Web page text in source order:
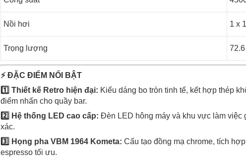
Nồi hơi 1 x
Trọng lượng
⚡ĐẶC ĐIỂM NỔI BẬT
1️ Thiết kế Retro hiện đại: Kiểu dáng bo tròn tinh tế, kết hợp thép
điểm nhấn cho quầy bar.
2️
Hệ thống LED cao cấp: Đèn LED hông máy và khu vực làm việc
xác.
3️
Họng pha VBM 1964 Kometa: Cấu tạo đồng mạ chrome, tích
espresso tối ưu.